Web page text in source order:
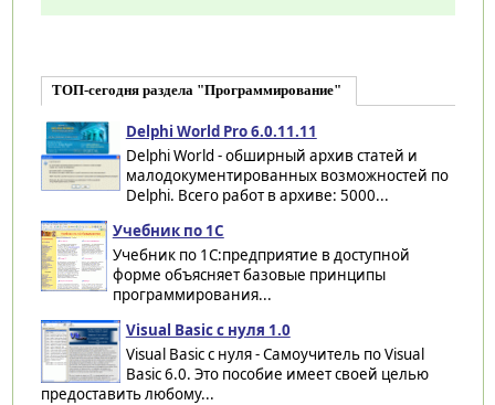
ТОП-сегодня раздела "Программирование"
Delphi World Pro 6.0.11.11
Delphi World - обширный архив статей и
малодокументированных возможностей по
Delphi. Всего работ в архиве: 5000...
Учебник по 1С
Учебник по 1С:предприятие в доступной
форме объясняет базовые принципы
программирования...
Visual Basic с нуля 1.0
Visual Basic с нуля - Самоучитель по Visual
Basic 6.0. Это пособие имеет своей целью
предоставить любому...